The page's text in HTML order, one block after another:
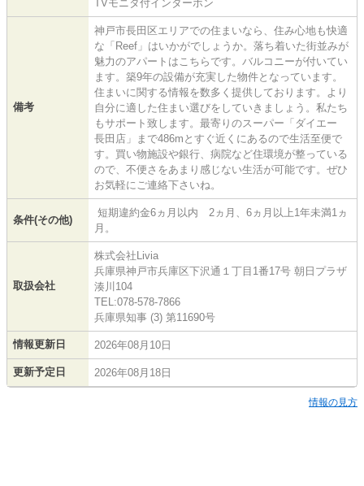
TVモニタ付インターホン
備考
神戸市長田区エリアでの住まいなら、住み心地も快適
な「Reef」はいかがでしょうか。落ち着いた街並みが
魅力のアパートはこちらです。バルコニーが付いてい
ます。築9年の設備が充実した物件となっています。
住まいに関する情報を数多く提供しております。より
自分に適した住まい選びをしていきましょう。私たち
もサポート致します。最寄りのスーパー「ダイエー
長田店」まで486mとすぐ近くにあるので生活至便で
す。買い物施設や銀行、病院など住環境が整っている
ので、不便さをあまり感じない生活が可能です。ぜひ
お気軽にご連絡下さいね。
条件(その他)
短期違約金6ヵ月以内 2ヵ月、6ヵ月以上1年未満1ヵ
月。
取扱会社
株式会社Livia
兵庫県神戸市兵庫区下沢通１丁目1番17号 朝日プラザ
湊川104
TEL:078-578-7866
兵庫県知事 (3) 第11690号
情報更新日 2026年08月10日
更新予定日 2026年08月18日
情報の見方